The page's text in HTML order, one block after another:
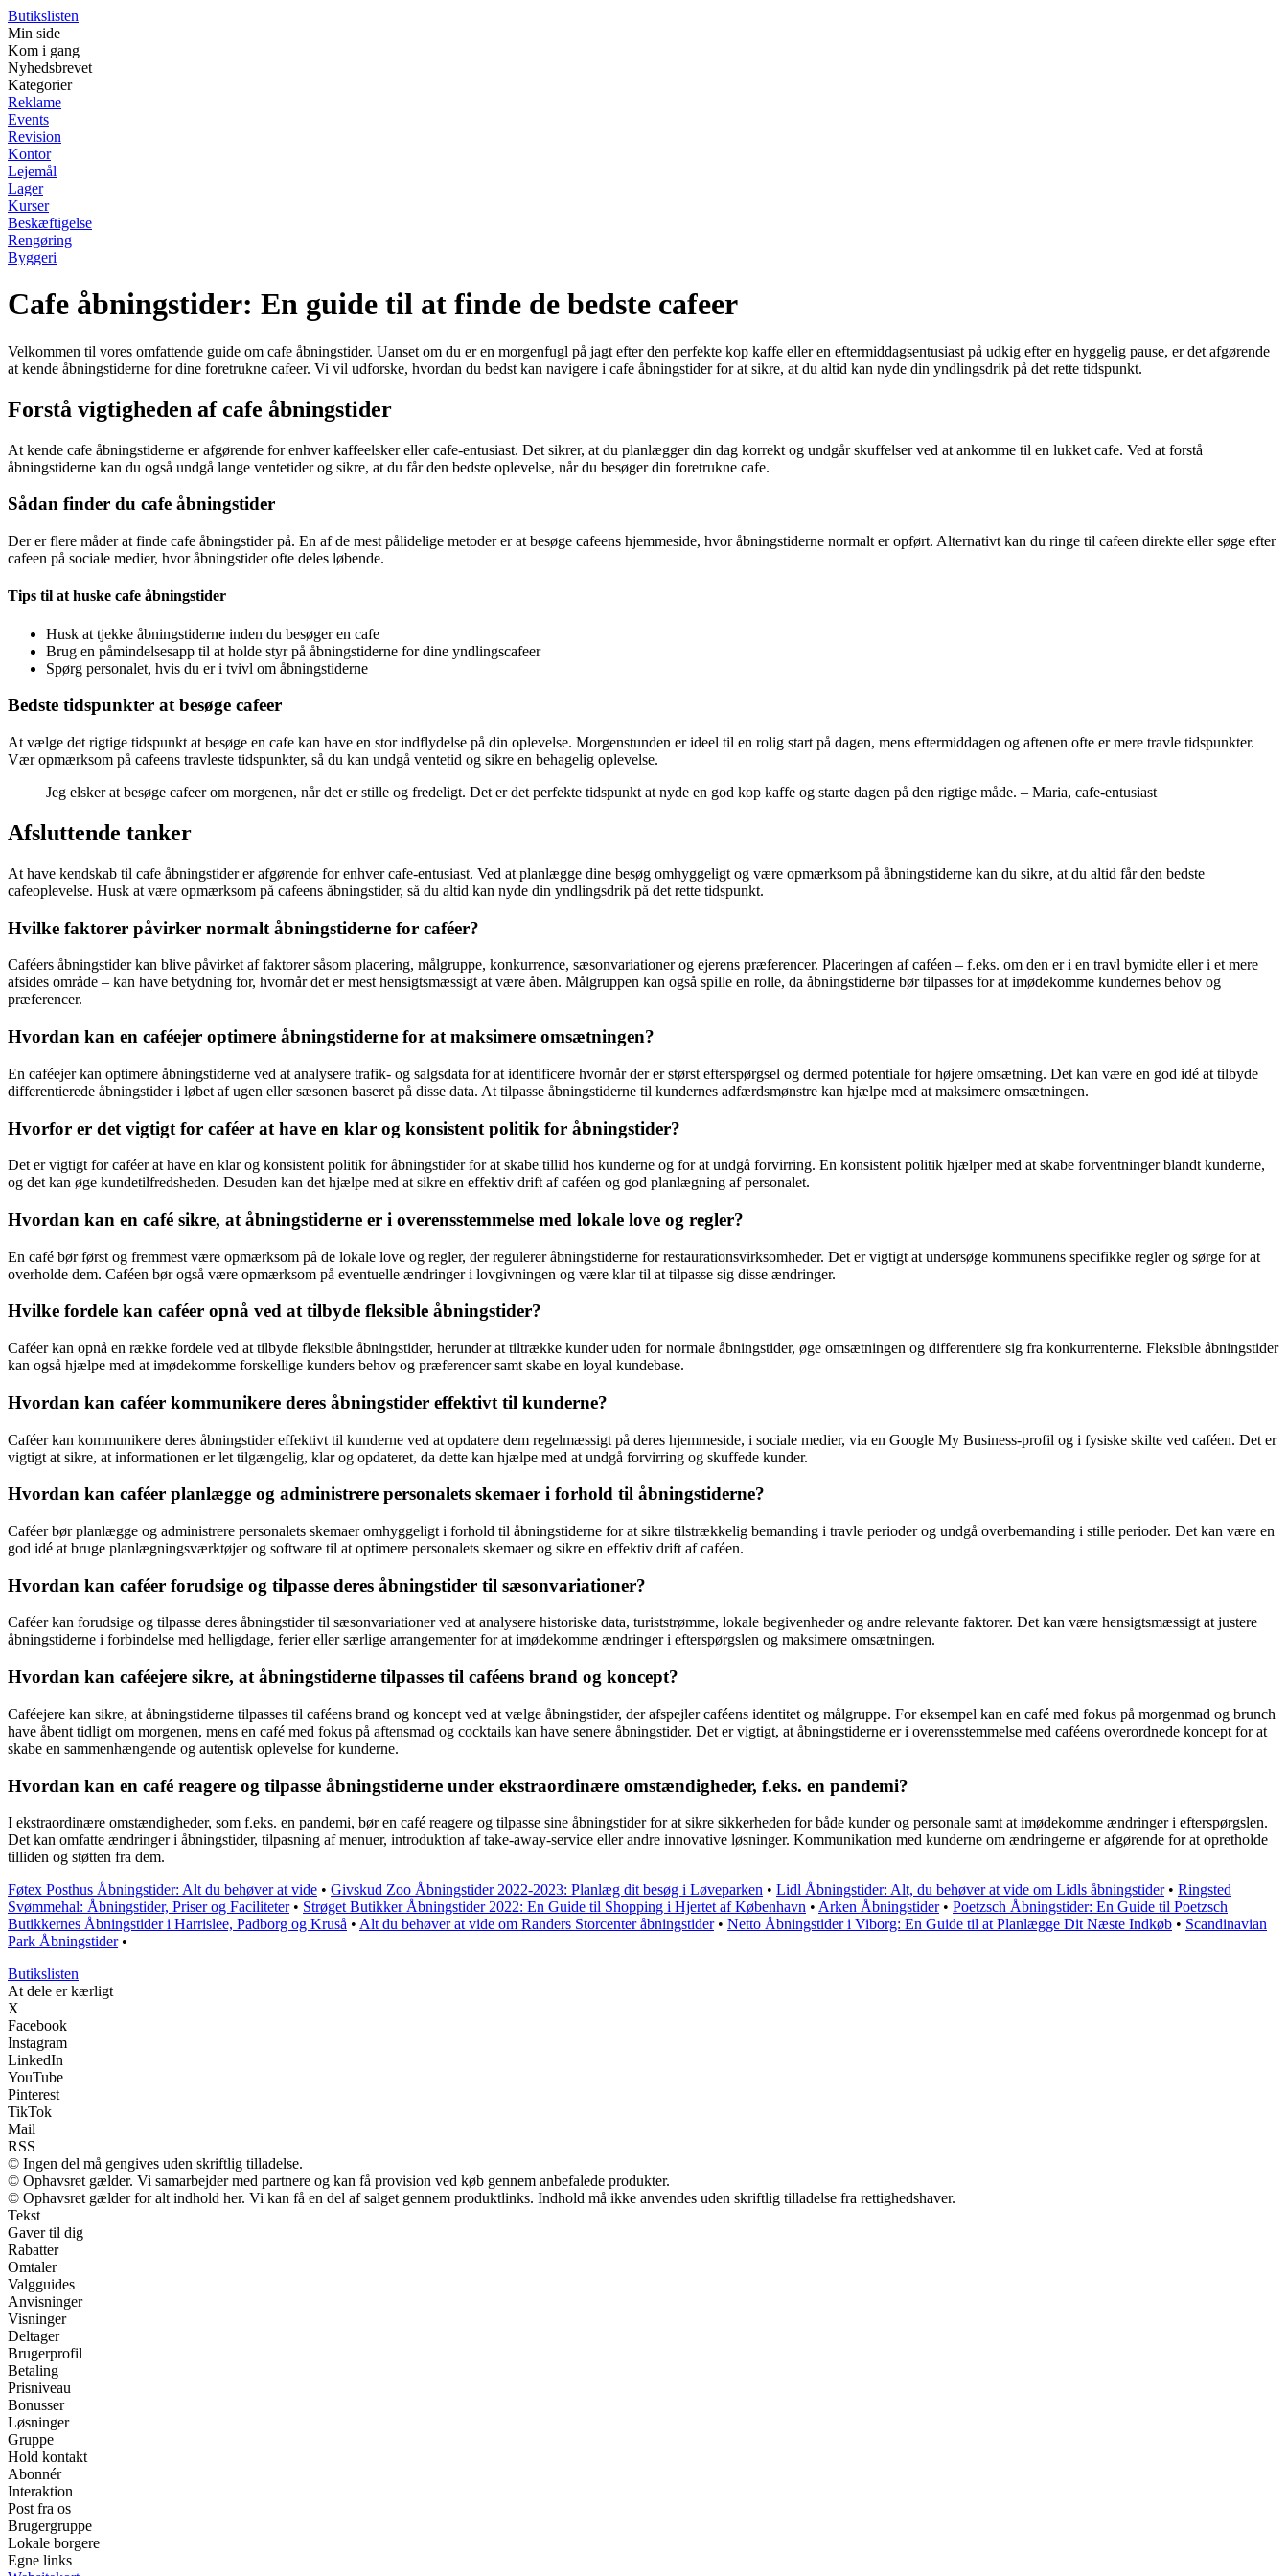
Butikslisten
Min side
Kom i gang
Nyhedsbrevet
Kategorier
Reklame
Events
Revision
Kontor
Lejemål
Lager
Kurser
Beskæftigelse
Rengøring
Byggeri
Cafe åbningstider: En guide til at finde de bedste cafeer
Velkommen til vores omfattende guide om cafe åbningstider. Uanset om du er en morgenfugl på jagt efter den perfekte kop kaffe eller en eftermiddagsentusiast på udkig efter en hyggelig pause, er det afgørende
at kende åbningstiderne for dine foretrukne cafeer. Vi vil udforske, hvordan du bedst kan navigere i cafe åbningstider for at sikre, at du altid kan nyde din yndlingsdrik på det rette tidspunkt.
Forstå vigtigheden af cafe åbningstider
At kende cafe åbningstiderne er afgørende for enhver kaffeelsker eller cafe-entusiast. Det sikrer, at du planlægger din dag korrekt og undgår skuffelser ved at ankomme til en lukket cafe. Ved at forstå
åbningstiderne kan du også undgå lange ventetider og sikre, at du får den bedste oplevelse, når du besøger din foretrukne cafe.
Sådan finder du cafe åbningstider
Der er flere måder at finde cafe åbningstider på. En af de mest pålidelige metoder er at besøge cafeens hjemmeside, hvor åbningstiderne normalt er opført. Alternativt kan du ringe til cafeen direkte eller søge efter
cafeen på sociale medier, hvor åbningstider ofte deles løbende.
Tips til at huske cafe åbningstider
Husk at tjekke åbningstiderne inden du besøger en cafe
Brug en påmindelsesapp til at holde styr på åbningstiderne for dine yndlingscafeer
Spørg personalet, hvis du er i tvivl om åbningstiderne
Bedste tidspunkter at besøge cafeer
At vælge det rigtige tidspunkt at besøge en cafe kan have en stor indflydelse på din oplevelse. Morgenstunden er ideel til en rolig start på dagen, mens eftermiddagen og aftenen ofte er mere travle tidspunkter.
Vær opmærksom på cafeens travleste tidspunkter, så du kan undgå ventetid og sikre en behagelig oplevelse.
Jeg elsker at besøge cafeer om morgenen, når det er stille og fredeligt. Det er det perfekte tidspunkt at nyde en god kop kaffe og starte dagen på den rigtige måde. – Maria, cafe-entusiast
Afsluttende tanker
At have kendskab til cafe åbningstider er afgørende for enhver cafe-entusiast. Ved at planlægge dine besøg omhyggeligt og være opmærksom på åbningstiderne kan du sikre, at du altid får den bedste
cafeoplevelse. Husk at være opmærksom på cafeens åbningstider, så du altid kan nyde din yndlingsdrik på det rette tidspunkt.
Hvilke faktorer påvirker normalt åbningstiderne for caféer?
Caféers åbningstider kan blive påvirket af faktorer såsom placering, målgruppe, konkurrence, sæsonvariationer og ejerens præferencer. Placeringen af caféen – f.eks. om den er i en travl bymidte eller i et mere
afsides område – kan have betydning for, hvornår det er mest hensigtsmæssigt at være åben. Målgruppen kan også spille en rolle, da åbningstiderne bør tilpasses for at imødekomme kundernes behov og
præferencer.
Hvordan kan en caféejer optimere åbningstiderne for at maksimere omsætningen?
En caféejer kan optimere åbningstiderne ved at analysere trafik- og salgsdata for at identificere hvornår der er størst efterspørgsel og dermed potentiale for højere omsætning. Det kan være en god idé at tilbyde
differentierede åbningstider i løbet af ugen eller sæsonen baseret på disse data. At tilpasse åbningstiderne til kundernes adfærdsmønstre kan hjælpe med at maksimere omsætningen.
Hvorfor er det vigtigt for caféer at have en klar og konsistent politik for åbningstider?
Det er vigtigt for caféer at have en klar og konsistent politik for åbningstider for at skabe tillid hos kunderne og for at undgå forvirring. En konsistent politik hjælper med at skabe forventninger blandt kunderne,
og det kan øge kundetilfredsheden. Desuden kan det hjælpe med at sikre en effektiv drift af caféen og god planlægning af personalet.
Hvordan kan en café sikre, at åbningstiderne er i overensstemmelse med lokale love og regler?
En café bør først og fremmest være opmærksom på de lokale love og regler, der regulerer åbningstiderne for restaurationsvirksomheder. Det er vigtigt at undersøge kommunens specifikke regler og sørge for at
overholde dem. Caféen bør også være opmærksom på eventuelle ændringer i lovgivningen og være klar til at tilpasse sig disse ændringer.
Hvilke fordele kan caféer opnå ved at tilbyde fleksible åbningstider?
Caféer kan opnå en række fordele ved at tilbyde fleksible åbningstider, herunder at tiltrække kunder uden for normale åbningstider, øge omsætningen og differentiere sig fra konkurrenterne. Fleksible åbningstider
kan også hjælpe med at imødekomme forskellige kunders behov og præferencer samt skabe en loyal kundebase.
Hvordan kan caféer kommunikere deres åbningstider effektivt til kunderne?
Caféer kan kommunikere deres åbningstider effektivt til kunderne ved at opdatere dem regelmæssigt på deres hjemmeside, i sociale medier, via en Google My Business-profil og i fysiske skilte ved caféen. Det er
vigtigt at sikre, at informationen er let tilgængelig, klar og opdateret, da dette kan hjælpe med at undgå forvirring og skuffede kunder.
Hvordan kan caféer planlægge og administrere personalets skemaer i forhold til åbningstiderne?
Caféer bør planlægge og administrere personalets skemaer omhyggeligt i forhold til åbningstiderne for at sikre tilstrækkelig bemanding i travle perioder og undgå overbemanding i stille perioder. Det kan være en
god idé at bruge planlægningsværktøjer og software til at optimere personalets skemaer og sikre en effektiv drift af caféen.
Hvordan kan caféer forudsige og tilpasse deres åbningstider til sæsonvariationer?
Caféer kan forudsige og tilpasse deres åbningstider til sæsonvariationer ved at analysere historiske data, turiststrømme, lokale begivenheder og andre relevante faktorer. Det kan være hensigtsmæssigt at justere
åbningstiderne i forbindelse med helligdage, ferier eller særlige arrangementer for at imødekomme ændringer i efterspørgslen og maksimere omsætningen.
Hvordan kan caféejere sikre, at åbningstiderne tilpasses til caféens brand og koncept?
Caféejere kan sikre, at åbningstiderne tilpasses til caféens brand og koncept ved at vælge åbningstider, der afspejler caféens identitet og målgruppe. For eksempel kan en café med fokus på morgenmad og brunch
have åbent tidligt om morgenen, mens en café med fokus på aftensmad og cocktails kan have senere åbningstider. Det er vigtigt, at åbningstiderne er i overensstemmelse med caféens overordnede koncept for at
skabe en sammenhængende og autentisk oplevelse for kunderne.
Hvordan kan en café reagere og tilpasse åbningstiderne under ekstraordinære omstændigheder, f.eks. en pandemi?
I ekstraordinære omstændigheder, som f.eks. en pandemi, bør en café reagere og tilpasse sine åbningstider for at sikre sikkerheden for både kunder og personale samt at imødekomme ændringer i efterspørgslen.
Det kan omfatte ændringer i åbningstider, tilpasning af menuer, introduktion af take-away-service eller andre innovative løsninger. Kommunikation med kunderne om ændringerne er afgørende for at opretholde
tilliden og støtten fra dem.
Føtex Posthus Åbningstider: Alt du behøver at vide • Givskud Zoo Åbningstider 2022-2023: Planlæg dit besøg i Løveparken • Lidl Åbningstider: Alt, du behøver at vide om Lidls åbningstider• Ringsted
Svømmehal: Åbningstider, Priser og Faciliteter• Strøget Butikker Åbningstider 2022: En Guide til Shopping i Hjertet af København • Arken Åbningstider• Poetzsch Åbningstider: En Guide til Poetzsch
Butikkernes Åbningstider i Harrislee, Padborg og Kruså • Alt du behøver at vide om Randers Storcenter åbningstider• Netto Åbningstider i Viborg: En Guide til at Planlægge Dit Næste Indkøb • Scandinavian
Park Åbningstider•
Butikslisten
At dele er kærligt
X
Facebook
Instagram
LinkedIn
YouTube
Pinterest
TikTok
Mail
RSS
© Ingen del må gengives uden skriftlig tilladelse.
© Ophavsret gælder. Vi samarbejder med partnere og kan få provision ved køb gennem anbefalede produkter.
© Ophavsret gælder for alt indhold her. Vi kan få en del af salget gennem produktlinks. Indhold må ikke anvendes uden skriftlig tilladelse fra rettighedshaver.
Tekst
Gaver til dig
Rabatter
Omtaler
Valgguides
Anvisninger
Visninger
Deltager
Brugerprofil
Betaling
Prisniveau
Bonusser
Løsninger
Gruppe
Hold kontakt
Abonnér
Interaktion
Post fra os
Brugergruppe
Lokale borgere
Egne links